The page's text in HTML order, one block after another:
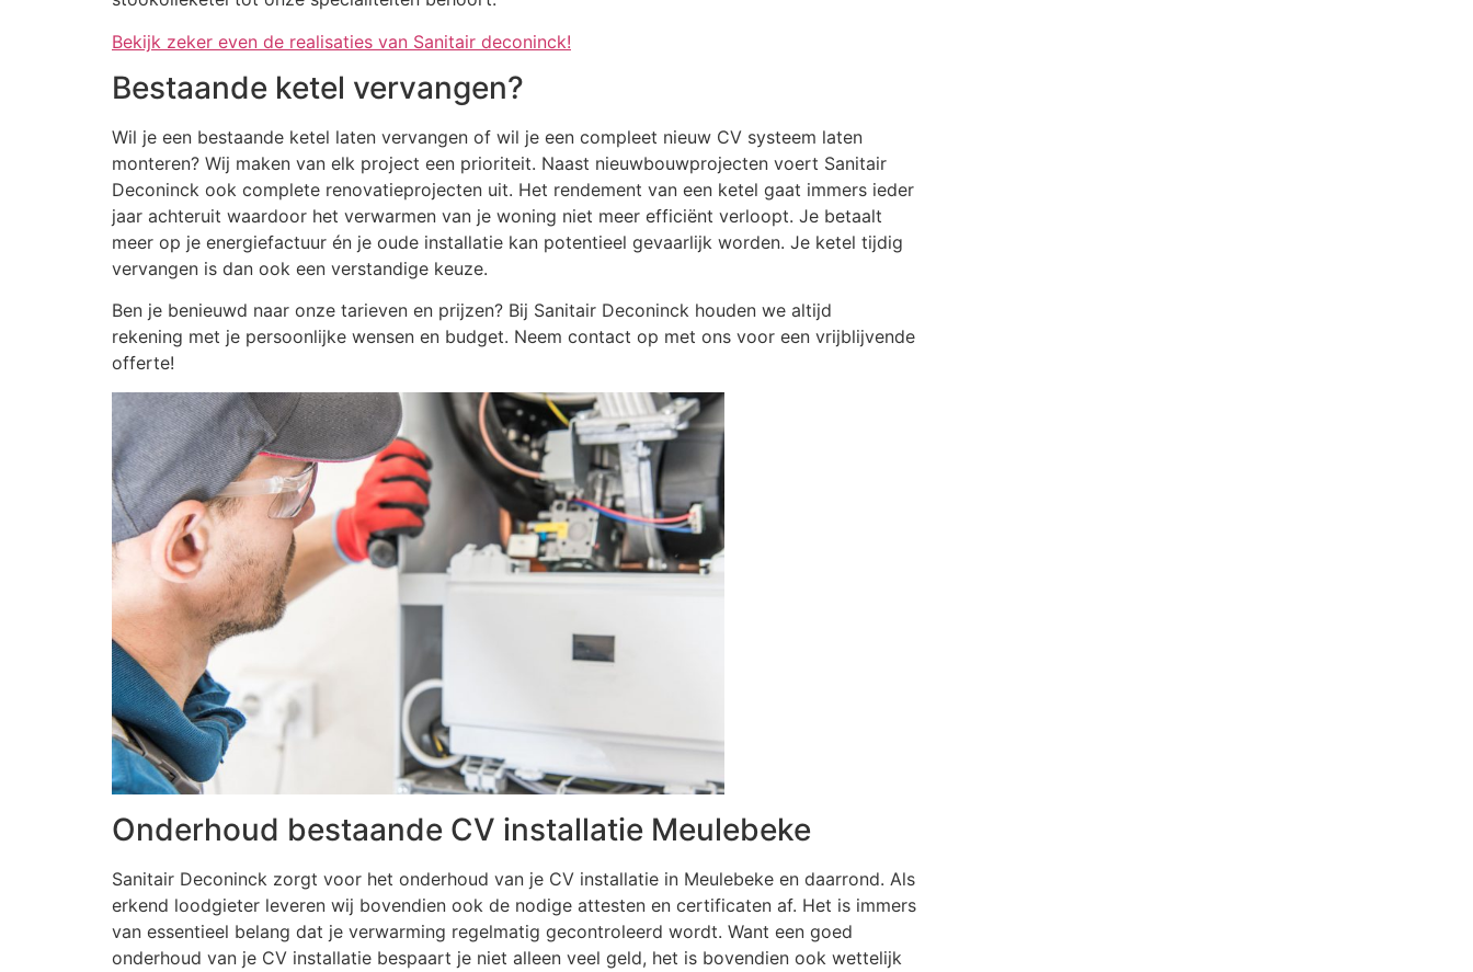
Bekijk zeker even de realisaties van Sanitair deconinck!
Bestaande ketel vervangen?
Wil je een bestaande ketel laten vervangen of wil je een compleet nieuw CV systeem laten
monteren? Wij maken van elk project een prioriteit. Naast nieuwbouwprojecten voert Sanitair
Deconinck ook complete renovatieprojecten uit. Het rendement van een ketel gaat immers ieder
jaar achteruit waardoor het verwarmen van je woning niet meer efficiënt verloopt. Je betaalt
meer op je energiefactuur én je oude installatie kan potentieel gevaarlijk worden. Je ketel tijdig
vervangen is dan ook een verstandige keuze.
Ben je benieuwd naar onze tarieven en prijzen? Bij Sanitair Deconinck houden we altijd
rekening met je persoonlijke wensen en budget. Neem contact op met ons voor een vrijblijvende
offerte!
Onderhoud bestaande CV installatie Meulebeke
Sanitair Deconinck zorgt voor het onderhoud van je CV installatie in Meulebeke en daarrond. Als
erkend loodgieter leveren wij bovendien ook de nodige attesten en certificaten af. Het is immers
van essentieel belang dat je verwarming regelmatig gecontroleerd wordt. Want een goed
onderhoud van je CV installatie bespaart je niet alleen veel geld, het is bovendien ook wettelijk